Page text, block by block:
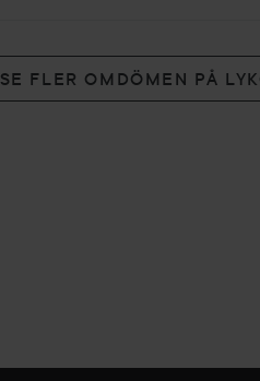
SE FLER OMDÖMEN PÅ